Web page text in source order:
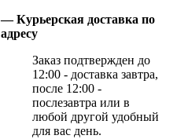
— Курьерская доставка по
адресу
Заказ подтвержден до
12:00 - доставка завтра,
после 12:00 -
послезавтра или в
любой другой удобный
для вас день.